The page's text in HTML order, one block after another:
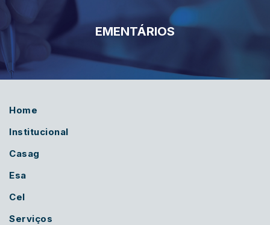
EMENTÁRIOS
Home
Institucional
Casag
Esa
Cel
Serviços